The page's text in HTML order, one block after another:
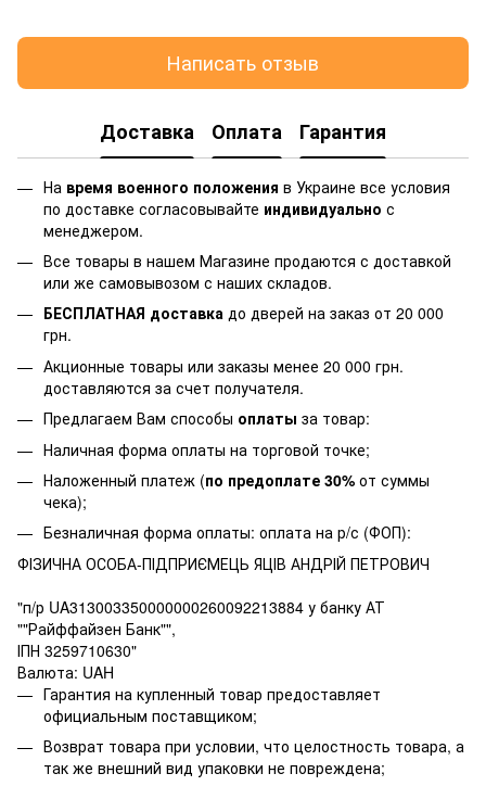
Написать отзыв
Доставка Оплата Гарантия
На время военного положения в Украине все условия
по доставке согласовывайте индивидуально с
менеджером.
Все товары в нашем Магазине продаются с доставкой
или же самовывозом с наших складов.
БЕСПЛАТНАЯ доставка до дверей на заказ от 20 000
грн.
Акционные товары или заказы менее 20 000 грн.
доставляются за счет получателя.
Предлагаем Вам способы оплаты за товар:
Наличная форма оплаты на торговой точке;
Наложенный платеж (по предоплате 30% от суммы
чека);
Безналичная форма оплаты: оплата на р/с (ФОП):
ФІЗИЧНА ОСОБА-ПІДПРИЄМЕЦЬ ЯЦІВ АНДРІЙ ПЕТРОВИЧ
"п/р UA313003350000000260092213884 у банку АТ
""Райффайзен Банк"",
ІПН 3259710630"
Валюта: UAH
Гарантия на купленный товар предоставляет
официальным поставщиком;
Возврат товара при условии, что целостность товара, а
так же внешний вид упаковки не повреждена;